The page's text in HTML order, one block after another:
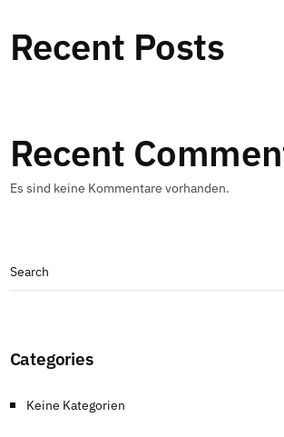
Recent Posts
Recent
Es sind keine Kommentare vorhanden.
Categories
Keine Kategorien